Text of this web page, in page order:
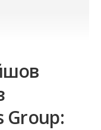
Group: